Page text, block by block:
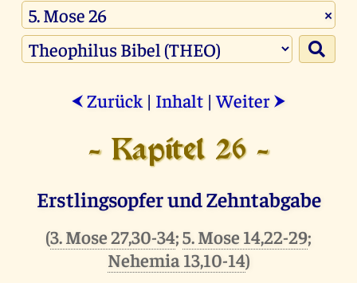
×
⮜ Zurück | Inhalt |Weiter ⮞
- Kapitel 26 -
Erstlingsopfer und Zehntabgabe
(3. Mose 27,30-34;5. Mose 14,22-29;
Nehemia 13,10-14)